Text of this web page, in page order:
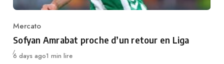
Category
Mercato
Sofyan Amrabat proche d’un retour en Liga
Publié
6 days ago1 min lire